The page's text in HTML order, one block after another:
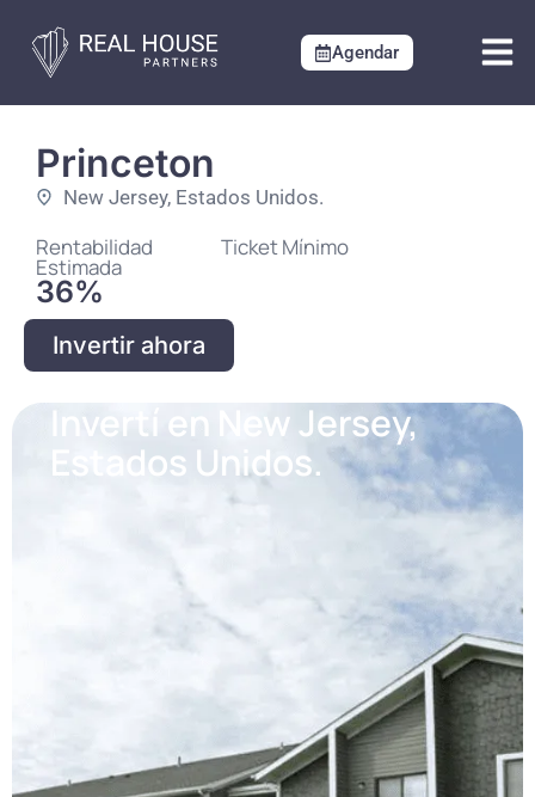
Agendar
Princeton
New Jersey, Estados Unidos.
Rentabilidad
Estimada
36%
Ticket Mínimo
Invertir ahora
Invertí en New Jersey,
Estados Unidos.